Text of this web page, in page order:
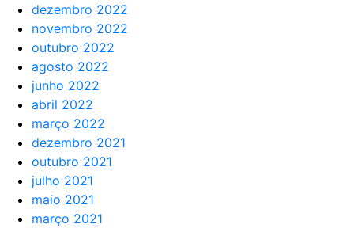
dezembro 2022
novembro 2022
outubro 2022
agosto 2022
junho 2022
abril 2022
março 2022
dezembro 2021
outubro 2021
julho 2021
maio 2021
março 2021